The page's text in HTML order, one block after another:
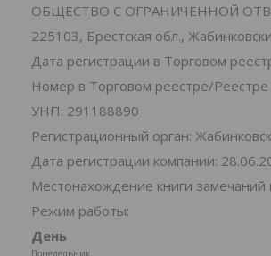
ОБЩЕСТВО С ОГРАНИЧЕННОЙ
225103, Брестская обл.,
Дата регистрации в Торговом
Номер в Торговом реестре/Реестре
УНП: 291188890
Регистрационный орган:
Дата регистрации компании:
Местонахождение книги
Режим работы:
День